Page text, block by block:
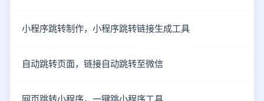
小程序跳转制作，小程序跳转链接生成工具
自动跳转页面，链接自动跳转至微信